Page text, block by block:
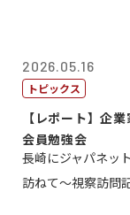
2026.05.16
トピックス
【レポート】企
会員勉強会
長崎にジャパネッ
訪ねて～視察訪問